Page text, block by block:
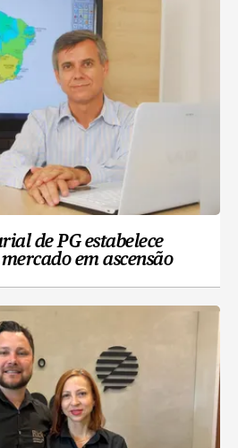
de PG estabelece
em ascensão